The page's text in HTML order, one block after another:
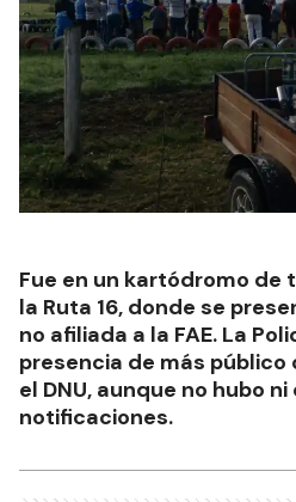
Fue en un kartódromo de
la Ruta 16, donde se
no afiliada a la FAE. La
presencia de más
el DNU, aunque no hubo
notificaciones.